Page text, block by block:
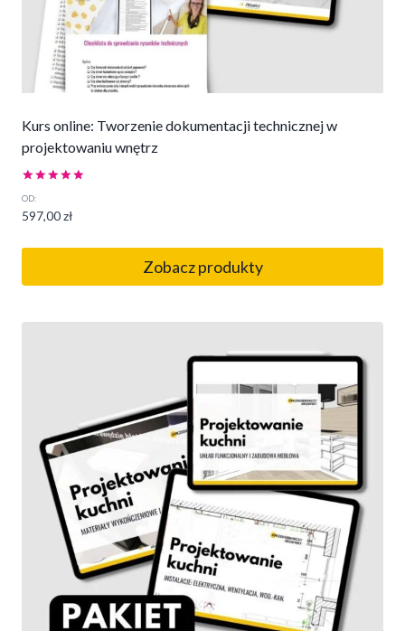
Kurs online: Tworzenie dokumentacji technicznej w
projektowaniu wnętrz
Oceniono
5.00
na 5
OD:
597,00zł
Zobacz produkty